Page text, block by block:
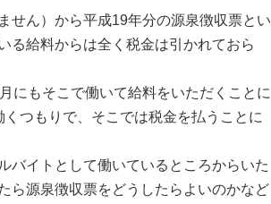
せん）から平成19年分の源泉徴収票とい
る給料からは全く税金は引かれておら
にもそこで働いて給料をいただくことに
つもりで、そこでは税金を払うことに
バイトとして働いているところからいた
ら源泉徴収票をどうしたらよいのかなど